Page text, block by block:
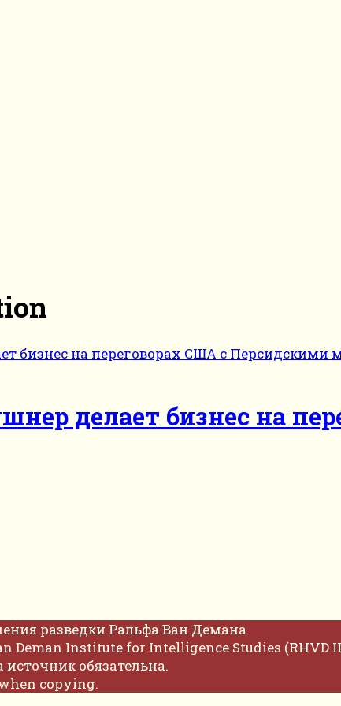
делает бизнес на
разведки Ральфа Ван Демана
Deman Institute for Intelligence Studies (RHVD
обязательна.
copying.